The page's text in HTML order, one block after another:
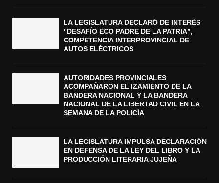
LA LEGISLATURA DECLARÓ DE INTERÉS
“DESAFÍO ECO PADRE DE LA PATRIA”,
COMPETENCIA INTERPROVINCIAL DE
AUTOS ELÉCTRICOS
AUTORIDADES PROVINCIALES
ACOMPAÑARON EL IZAMIENTO DE LA
BANDERA NACIONAL Y LA BANDERA
NACIONAL DE LA LIBERTAD CIVIL EN LA
SEMANA DE LA POLICÍA
LA LEGISLATURA IMPULSA DECLARACIÓN
EN DEFENSA DE LA LEY DEL LIBRO Y LA
PRODUCCIÓN LITERARIA JUJEÑA